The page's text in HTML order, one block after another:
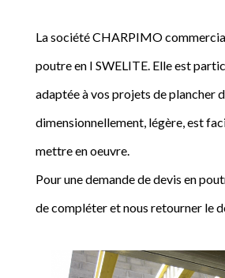
La société CHARPIMO
poutre en I SWELITE. Elle est
adaptée à vos projets de plancher
dimensionnellement, légère, est
mettre en oeuvre.
Pour une demande de devis en
de compléter et nous retourner le